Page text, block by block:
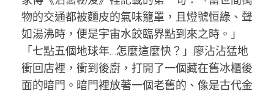
物的交通都被麵皮的氣味籠罩，且燈號恒綠、聲
如湯沸時，便是宇宙水餃臨界點到來之時。」
「七點五個地球年…怎麼這麼快？」廖沾沾猛地
衝回店裡，衝到後廚，打開了一個藏在舊冰櫃後
面的暗門。暗門裡放著一個老舊的、像是古代金